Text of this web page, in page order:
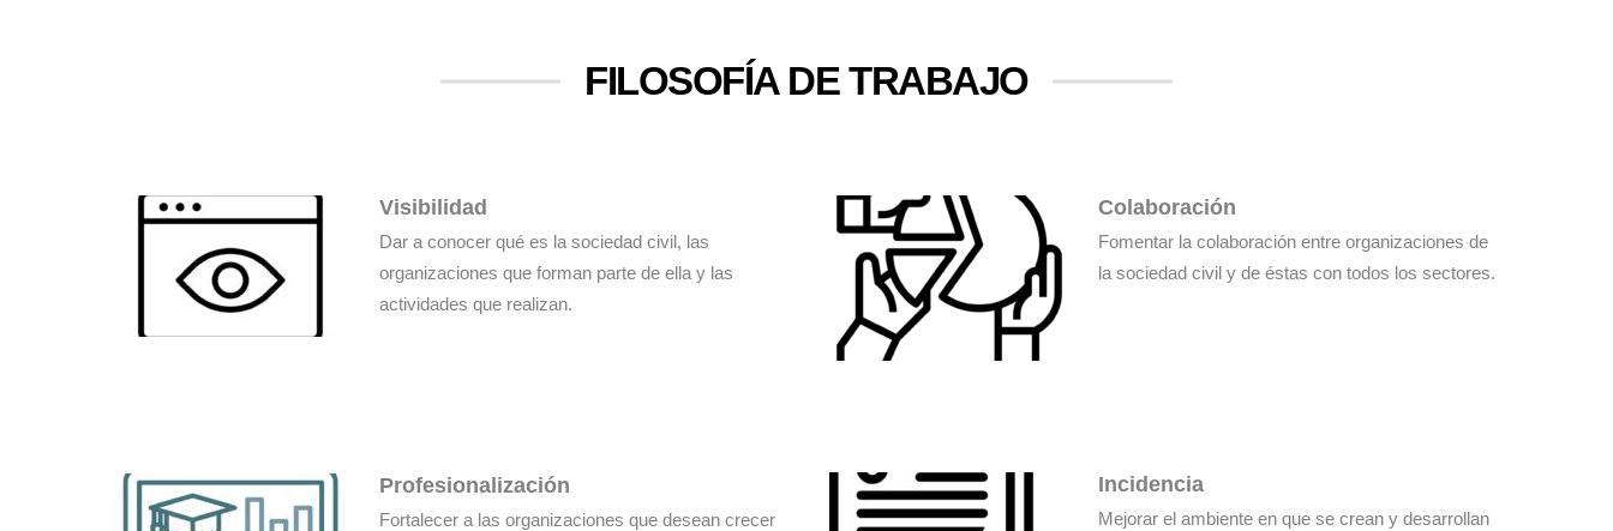
FILOSOFÍA DE TRABAJO
Visibilidad
Dar a conocer qué es la sociedad civil, las
organizaciones que forman parte de ella y las
actividades que realizan.
Profesionalización
Fortalecer a las organizaciones que desean crecer
Colaboración
Fomentar la colaboración entre organizaciones de
la sociedad civil y de éstas con todos los sectores.
Incidencia
Mejorar el ambiente en que se crean y desarrollan